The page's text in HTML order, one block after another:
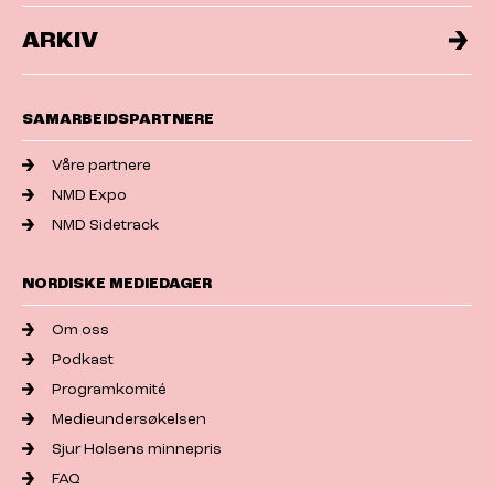
ARKIV
SAMARBEIDSPARTNERE
Våre partnere
NMD Expo
NMD Sidetrack
NORDISKE MEDIEDAGER
Om oss
Podkast
Programkomité
Medieundersøkelsen
Sjur Holsens minnepris
FAQ